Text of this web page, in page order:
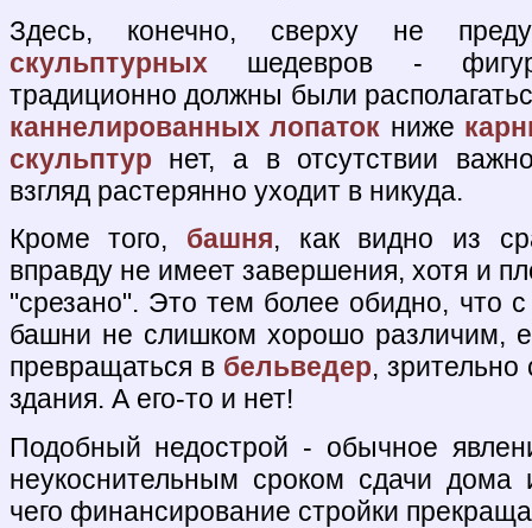
Здесь, конечно, сверху не
скульптурных шедевров -
традиционно должны были
каннелированных лопаток ниже
скульптур нет, а в отсутствии
взгляд растерянно уходит в никуда.
Кроме того, башня, как видно из
вправду не имеет завершения, хотя и
"срезано". Это тем более обидно, что с
башни не слишком хорошо различим,
превращаться в бельведер,
здания. А его-то и нет!
Подобный недострой - обычное
неукоснительным сроком сдачи дома
чего финансирование стройки